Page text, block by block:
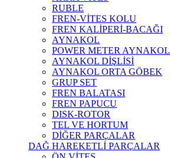
RUBLE
FREN-VİTES KOLU
FREN KALİPERİ-BACAĞI
AYNAKOL
POWER METER AYNAKOL
AYNAKOL DİŞLİSİ
AYNAKOL ORTA GÖBEK
GRUP SET
FREN BALATASI
FREN PAPUCU
DISK-ROTOR
TEL VE HORTUM
DİĞER PARÇALAR
DAĞ HAREKETLİ PARÇALAR